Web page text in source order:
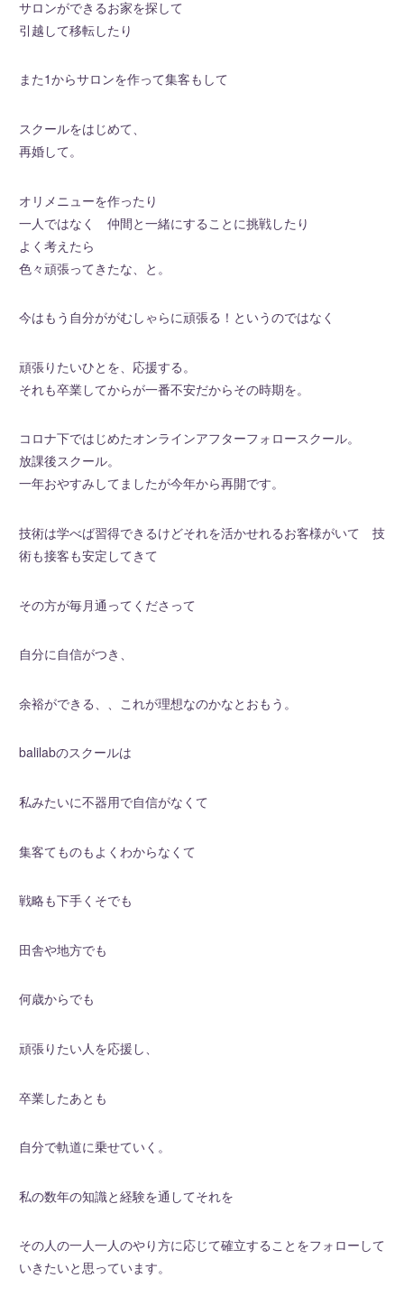
サロンができるお家を探して
引越して移転したり
また1からサロンを作って集客もして
スクールをはじめて、
再婚して。
オリメニューを作ったり
一人ではなく 仲間と一緒にすることに挑戦したり
よく考えたら
色々頑張ってきたな、と。
今はもう自分ががむしゃらに頑張る！というのではなく
頑張りたいひとを、応援する。
それも卒業してからが一番不安だからその時期を。
コロナ下ではじめたオンラインアフターフォロースクール。
放課後スクール。
一年おやすみしてましたが今年から再開です。
技術は学べば習得できるけどそれを活かせれるお客様がいて 技
術も接客も安定してきて
その方が毎月通ってくださって
自分に自信がつき、
余裕ができる、、これが理想なのかなとおもう。
balilabのスクールは
私みたいに不器用で自信がなくて
集客てものもよくわからなくて
戦略も下手くそでも
田舎や地方でも
何歳からでも
頑張りたい人を応援し、
卒業したあとも
自分で軌道に乗せていく。
私の数年の知識と経験を通してそれを
その人の一人一人のやり方に応じて確立することをフォローして
いきたいと思っています。